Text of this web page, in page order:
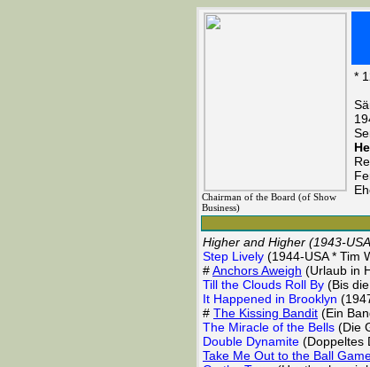
Chairman of the Board (of Show
Business)
*
Higher and Higher (1943-
Step Lively (1944-USA * Tim
#Anchors Aweigh (Urlaub in
Till the Clouds Roll By (Bis
It Happened in Brooklyn
# The Kissing Bandit (Ein
The Miracle of the Bells (Die
Double Dynamite (Doppeltes
Take Me Out to the Ball